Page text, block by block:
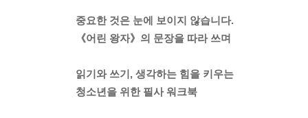
중요한 것은 눈에 보이지 않습니다.
《어린 왕자》의 문장을 따라 쓰며
읽기와 쓰기, 생각하는 힘을 키우는
청소년을 위한 필사 워크북